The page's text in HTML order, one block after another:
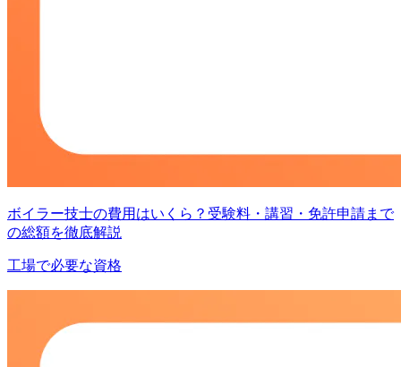
ボイラー技士の費用はいくら？受験料・講習・免許申請まで
の総額を徹底解説
工場で必要な資格